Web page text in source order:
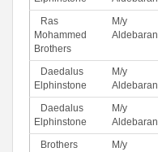
Ras
Mohammed
Brothers
M/y
Aldebaran
Daedalus
Elphinstone
M/y
Aldebaran
Daedalus
Elphinstone
M/y
Aldebaran
Brothers
M/y